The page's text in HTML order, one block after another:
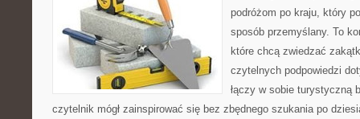
podróżom po kraju, który
sposób przemyślany. To
które chcą zwiedzać
czytelnych podpowiedzi
łączy w sobie turystyczną
czytelnik mógł zainspirować się bez zbędnego szukania po